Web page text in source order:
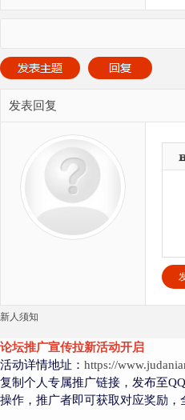
发表回复
新人须知
论坛推广宣传拉新活动开启
活动详情地址： https://
复制个人专属推广链接，发布至
操作，推广者即可获取对应奖励，